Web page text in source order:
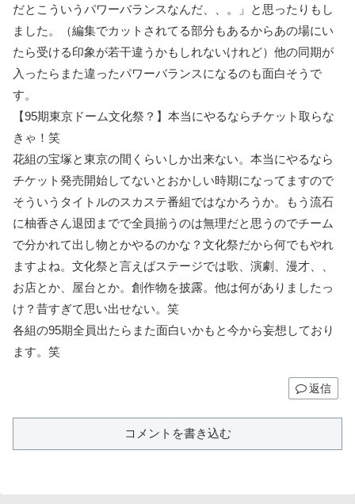
だとこういうパワーバランスなんだ、、。」と思ったりもし
ました。（編集でカットされてる部分もあるからあの場にい
たら受ける印象が若干違うかもしれないけれど）他の同期が
入ったらまた違ったパワーバランスになるのも面白そうで
す。
【95期東京ドーム文化祭？】本当にやるならチケット取らな
きゃ！笑
花組の宝塚と東京の間くらいしか出来ない。本当にやるなら
チケット発売開始してないとおかしい時期になってますので
そういうタイトルのスカステ番組ではなかろうか。もう流石
に柚香さん退団までで全員揃うのは無理だと思うのでチーム
で分かれて出し物とかやるのかな？文化祭だから何でもやれ
ますよね。文化祭と言えばステージでは歌、演劇、漫才、、
お店とか、屋台とか。創作物を披露。他は何がありましたっ
け？昔すぎて思い出せない。笑
各組の95期全員出たらまた面白いかもと今から妄想しており
ます。笑
返信
コメントを書き込む